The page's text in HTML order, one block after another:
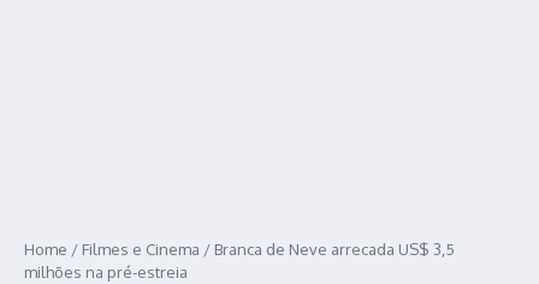
Home / Filmes e Cinema / Branca de Neve arrecada US$ 3,5
milhões na pré-estreia